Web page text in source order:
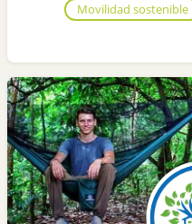
Movilidad sostenible